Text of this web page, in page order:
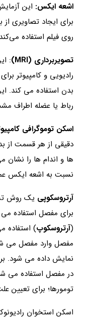
اشعه ایکس: این
برای ایجاد تصاویری
روی فیلم استفاده
تصویربرداری (MRI)
:
رادیویی و کامپیوتر
بدن استفاده می کند.
رباط یا عضله اطراف
اسکن توموگرافی
دقیقی از هر قسمت از
ها و اندام ها را
نسبت به اشعه ایکس
آرتروسکوپی یک روش
برای مفصل استفاده
(آرتروسکوپ)
مفصل وارد مفصل می
نمایش داده می شود.
در مفصل استفاده می
تومورها؛ برای تعیین
اسکن استخوان